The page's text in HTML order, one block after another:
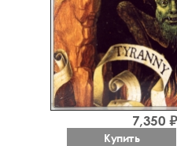
7,350 ₽
Купить